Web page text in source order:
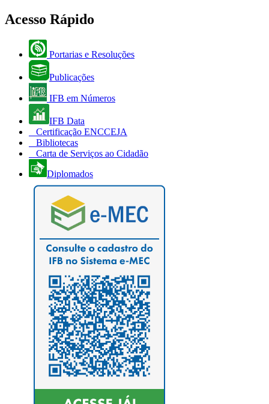
Acesso Rápido
Portarias e Resoluções
Publicações
IFB em Números
IFB Data
Certificação ENCCEJA
Bibliotecas
Carta de Serviços ao Cidadão
Diplomados